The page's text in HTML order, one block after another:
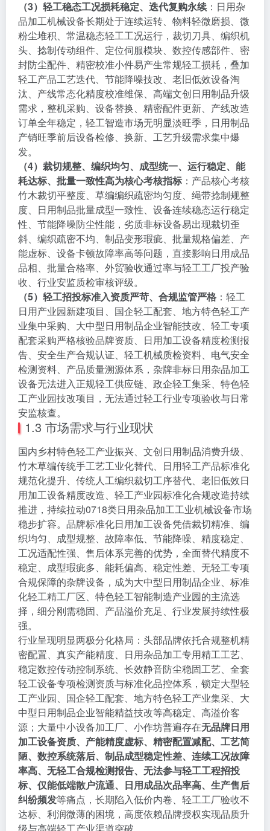
（3）轻工稳态工况损耗稳定、迭代复购永续 ：日用杂
品加工机械设备长期处于连续运转、物料轻微磨损、微
粉尘堆积、常温稳态轻工工况运行，裁切刀具、编织机
头、捻制传动组件、定位伺服模块、数控传感部件、密
封防尘配件、精密校准小件易产生常规轻工损耗，叠加
轻工产品工艺迭代、节能降噪技改、老旧低效设备淘
汰、产线常态化精度校准维保、高端文创日用制品升级
需求，整机采购、设备替换、精密配件更新、产线改造
订单全年稳定，轻工智造市场无明显淡旺季，日用制品
产销旺季前后设备检修、换新、工艺升级需求集中爆
发。
（4）裁切规整、编织均匀、成型统一、运行稳定、能
耗达标、批量一致性高为核心考核指标 ：产品核心考核
竹木裁切平整度、草编编织疏密均匀度、绳带捻制规整
度、日用制品批量成型一致性、设备连续稳态运行稳定
性、节能降噪防尘性能，劣质非标设备易出现裁切歪
斜、编织疏密不均、制品变形瑕疵、批量规格偏差、产
能虚标、设备卡顿故障率高等问题，直接影响日用成品
品相、批量合格率、外贸验收通过率与轻工工厂投产验
收、行业安监质检审核评级。
（5）轻工招投标准入资质严苛、合规监管严格 ：轻工
日用产业园新建项目、国企轻工配套、地方特色轻工产
业集中采购、大中型日用制品企业智能技改、轻工专项
配套采购严格核验品牌资质、日用加工设备精度检测报
告、安全生产合规认证、轻工机械质检资料、电气安全
检测资料、产品质量溯源体系，杂牌非标日用杂品加工
设备无法进入正规轻工供应链、政企轻工集采、特色轻
工产业园技改项目，无法通过轻工行业专项验收与日常
安监核查。
1.3 市场需求与行业现状
国内乡村特色轻工产业振兴、文创日用制品消费升级、
竹木草编传统手工艺工业化替代、日用轻工产品标准化
规范化提升、传统人工编织裁切工序替代、老旧低效日
用加工设备精度改造、轻工产业园标准化合规改造持续
推进，持续拉动0718类日用杂品加工工业机械设备市场
稳步扩容。品牌标准化日用加工设备凭借裁切精准、编
织均匀、成型规整、故障率低、节能降噪、精度稳定、
工况适配性强、售后体系完善的优势，全面替代精度不
稳定、成型瑕疵多、能耗偏高、稳定性差、无轻工专项
合规保障的杂牌设备，成为大中型日用制品企业、标准
化轻工精工厂区、特色轻工智能制造产业园的主流选
择，细分刚需稳固、产品溢价充足、行业发展持续性极
强。
行业呈现明显两极分化格局：头部品牌依托合规整机精
密配置、真实产能精度、日用杂品加工专用精工工艺、
稳定数控传动控制系统、长效静音防尘稳固工艺、全套
轻工设备专项检测资质与标准化品控体系，锁定大型轻
工产业园、国企轻工配套、地方特色轻工产业集采、大
中型日用制品企业智能精益技改等高稳定、高溢价客
源；大量中小设备加工厂、小作坊普遍存在无品牌日用
加工设备资质、产能精度虚标、精密配置减配、工艺简
陋、数控系统落后、制品成型稳定性差、连续工况故障
率高、无轻工合规检测报告、无法参与轻工工程招投
标、仅能低端散户流通、日用成品次品率高、生产售后
纠纷频发等痛点，长期陷入低价内卷、轻工工厂验收不
达标、利润微薄的困境，高度依赖品牌授权实现品质升